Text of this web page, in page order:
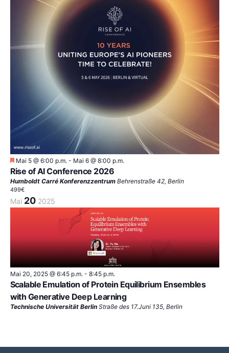
Empfohlen
Mai 5 @ 6:00 p.m.- Mai 6 @ 8:00 p.m.
Rise of AI Conference 2026
Humboldt Carré Konferenzzentrum Behrenstraße 42, Berlin
499€
Mai 20 2025
Mai 20, 2025 @ 6:45 p.m. - 8:45 p.m.
Scalable Emulation of Protein Equilibrium Ensembles
with Generative Deep Learning
Technische Universität Berlin Straße des 17.Juni 135, Berlin